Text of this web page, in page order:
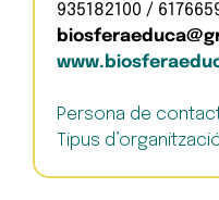
935182100 /
Persona de
Tipus